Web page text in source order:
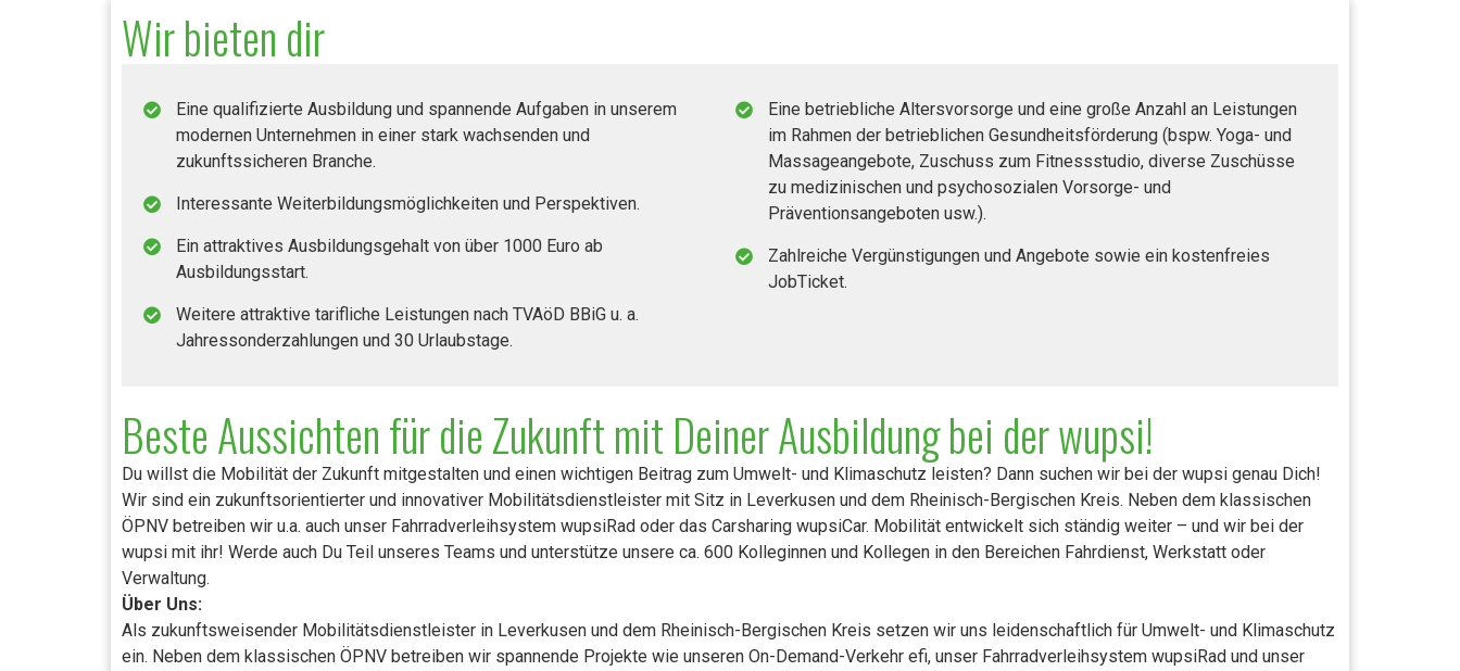
Wir bieten dir
Eine qualifizierte Ausbildung und spannende Aufgaben in unserem
modernen Unternehmen in einer stark wachsenden und
zukunftssicheren Branche.
Interessante Weiterbildungsmöglichkeiten und Perspektiven.
Ein attraktives Ausbildungsgehalt von über 1000 Euro ab
Ausbildungsstart.
Weitere attraktive tarifliche Leistungen nach TVAöD BBiG u. a.
Jahressonderzahlungen und 30 Urlaubstage.
Eine betriebliche Altersvorsorge und eine große Anzahl an Leistungen
im Rahmen der betrieblichen Gesundheitsförderung (bspw. Yoga- und
Massageangebote, Zuschuss zum Fitnessstudio, diverse Zuschüsse
zu medizinischen und psychosozialen Vorsorge- und
Präventionsangeboten usw.).
Zahlreiche Vergünstigungen und Angebote sowie ein kostenfreies
JobTicket.
Beste Aussichten für die Zukunft mit Deiner Ausbildung bei der wupsi!
Du willst die Mobilität der Zukunft mitgestalten und einen wichtigen Beitrag zum Umwelt- und Klimaschutz leisten? Dann suchen wir bei der wupsi genau Dich!
Wir sind ein zukunftsorientierter und innovativer Mobilitätsdienstleister mit Sitz in Leverkusen und dem Rheinisch-Bergischen Kreis. Neben dem klassischen
ÖPNV betreiben wir u.a. auch unser Fahrradverleihsystem wupsiRad oder das Carsharing wupsiCar. Mobilität entwickelt sich ständig weiter – und wir bei der
wupsi mit ihr! Werde auch Du Teil unseres Teams und unterstütze unsere ca. 600 Kolleginnen und Kollegen in den Bereichen Fahrdienst, Werkstatt oder
Verwaltung.
Über Uns:
Als zukunftsweisender Mobilitätsdienstleister in Leverkusen und dem Rheinisch-Bergischen Kreis setzen wir uns leidenschaftlich für Umwelt- und Klimaschutz
ein. Neben dem klassischen ÖPNV betreiben wir spannende Projekte wie unseren On-Demand-Verkehr efi, unser Fahrradverleihsystem wupsiRad und unser